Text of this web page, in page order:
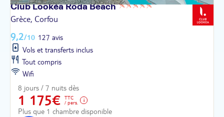
Club Lookéa RodaBeach
Grèce, Corfou
9,2/10 127 avis
Vols et transferts inclus
Tout compris
Wifi
8 jours / 7 nuits dès
1 175€
TTC
/ pers.
Plus que 1 chambre disponible